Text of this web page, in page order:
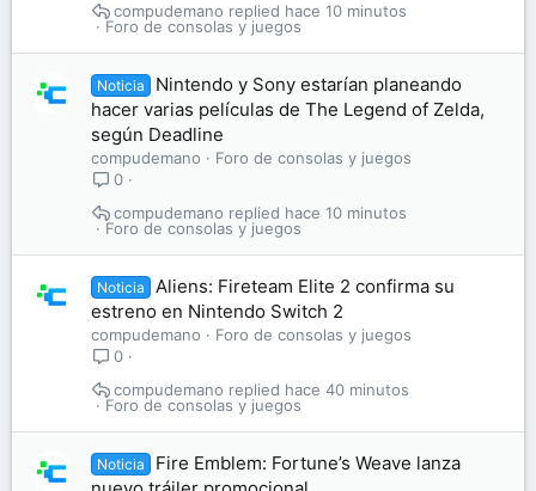
Foro de consolas y juegos
hace 10 minutos
compudemano
Noticia
Nintendo y Sony estarían planeando
hacer varias películas de The Legend of Zelda,
según Deadline
compudemano
Foro de consolas y juegos
0
Foro de consolas y juegos
hace 10 minutos
compudemano
Noticia
Aliens: Fireteam Elite 2 confirma su
estreno en Nintendo Switch 2
compudemano
Foro de consolas y juegos
0
Foro de consolas y juegos
hace 40 minutos
compudemano
Noticia
Fire Emblem: Fortune’s Weave lanza